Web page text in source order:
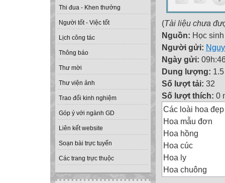
Thi đua - Khen thưởng
Người tốt - Việc tốt
Lịch công tác
Thông báo
Thư mời
Thư viện ảnh
Trao đổi kinh nghiệm
Góp ý với ngành GD
Liên kết website
Soạn bài trực tuyến
Các trang trực thuộc
(Tài liệu chưa
Nguồn: Học
Người gửi:
Ngày gửi:
Dung lượng:
Số lượt tải: 32
Số lượt thích: 0
Các loài hoa đẹp
Hoa mẫu đơn
Hoa hồng
Hoa cúc
Hoa ly
Hoa chuông